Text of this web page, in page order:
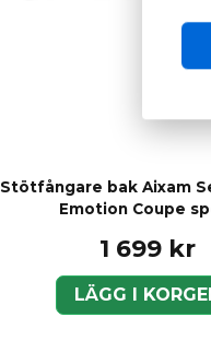
Stötfångare bak Aixam
Emotion Coupe
1 699 kr
LÄGG I